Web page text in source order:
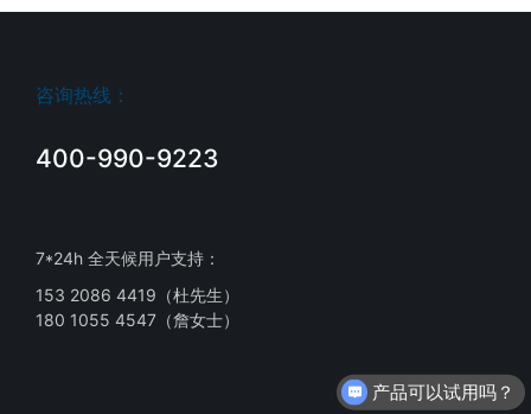
咨询热线：
400-990-9223
7*24h 全天候用户支持：
153 2086 4419（杜先生）
180 1055 4547（詹女士）
产品可以试用吗？